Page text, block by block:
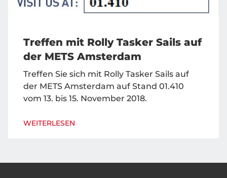
Treffen mit Rolly Tasker Sails auf
der METS Amsterdam
Treffen Sie sich mit Rolly Tasker Sails auf
der METS Amsterdam auf Stand 01.410
vom 13. bis 15. November 2018.
WEITERLESEN